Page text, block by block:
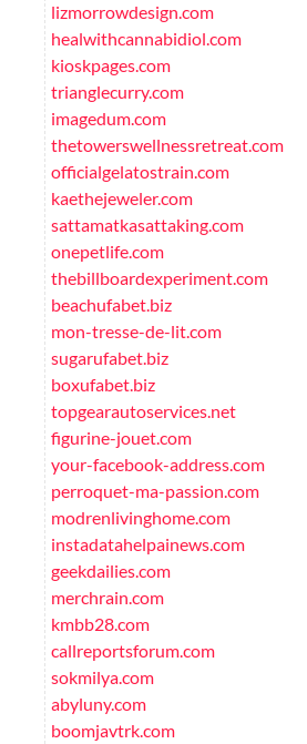
lizmorrowdesign.com
healwithcannabidiol.com
kioskpages.com
trianglecurry.com
imagedum.com
thetowerswellnessretreat.com
officialgelatostrain.com
kaethejeweler.com
sattamatkasattaking.com
onepetlife.com
thebillboardexperiment.com
beachufabet.biz
mon-tresse-de-lit.com
sugarufabet.biz
boxufabet.biz
topgearautoservices.net
figurine-jouet.com
your-facebook-address.com
perroquet-ma-passion.com
modrenlivinghome.com
instadatahelpainews.com
geekdailies.com
merchrain.com
kmbb28.com
callreportsforum.com
sokmilya.com
abyluny.com
boomjavtrk.com